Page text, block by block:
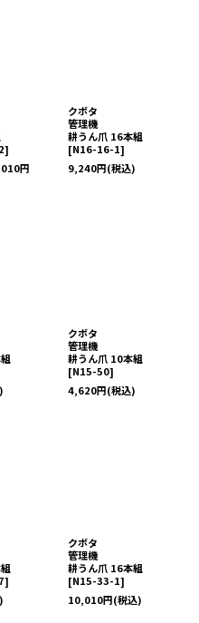
]
円
クボタ
管理機
耕うん爪 16本組
[N16-16-1]
9,240円(税込)
クボタ
管理機
耕うん爪 10本組
[N15-50]
4,620円(税込)
]
クボタ
管理機
耕うん爪 16本組
[N15-33-1]
10,010円(税込)